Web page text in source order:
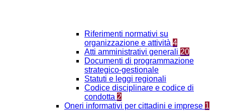
Riferimenti normativi su
organizzazione e attività 4
Atti amministrativi generali 20
Documenti di programmazione
strategico-gestionale
Statuti e leggi regionali
Codice disciplinare e codice di
condotta 2
Oneri informativi per cittadini e imprese 1